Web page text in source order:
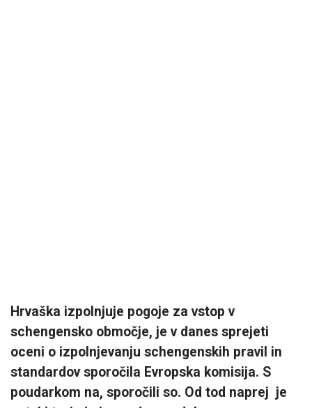
Hrvaška izpolnjuje pogoje za vstop v
schengensko območje, je v danes sprejeti
oceni o izpolnjevanju schengenskih pravil in
standardov sporočila Evropska komisija. S
poudarkom na, sporočili so. Od tod naprej je